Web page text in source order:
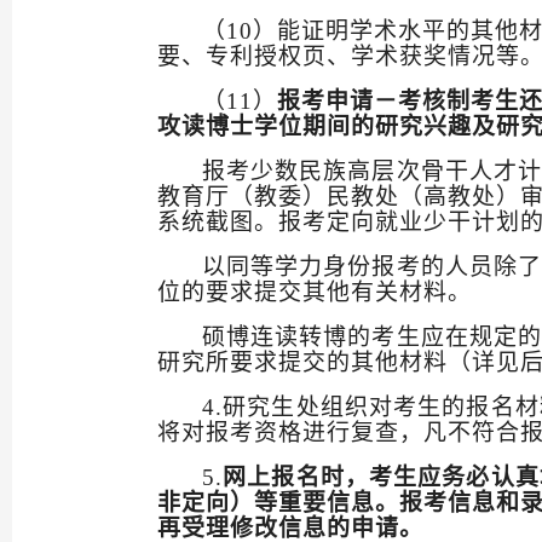
（10）能证明学术水平的其他
要、专利授权页、学术获奖情况等
（11 ）报考申请－考核制考生
攻读博士学位期间的研究兴趣及研
报考少数民族高层次骨干人才
教育厅（教委）民教处（高教处）
系统截图。 报考定向就业少干计划
以同等学力身份报考的人员除
位的要求提交其他有关材料。
硕博连读转博的考生应在规定
研究所要求提交的其他材料（详见
4.研究生处组织对考生的报名
将对报考资格进行复查，凡不符合
5. 网上报名时，考生应务必认
非定向）等重要信息。报考信息和
再受理修改信息的申请。